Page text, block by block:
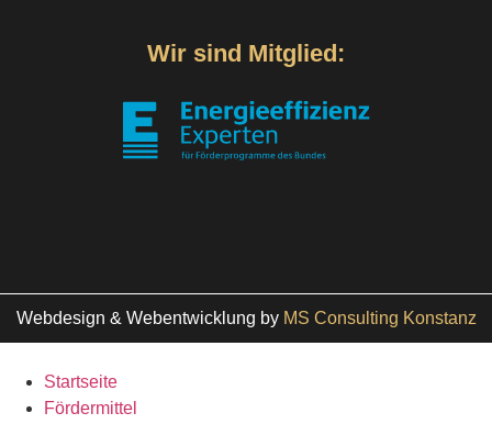
Wir sind Mitglied:
Webdesign & Webentwicklung by MS Consulting Konstanz
Startseite
Fördermittel